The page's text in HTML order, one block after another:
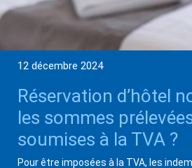
12 décembre 2024
Réservation d’hôtel
les sommes
soumises à la TVA ?
Pour être imposées à la TVA, les